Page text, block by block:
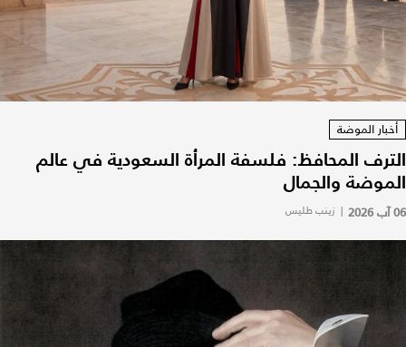
أخبار الموضة
الترف المحافظ: فلسفة المرأة السعودية في عالم
الموضة والجمال
06 آب 2026 | زينب طليس